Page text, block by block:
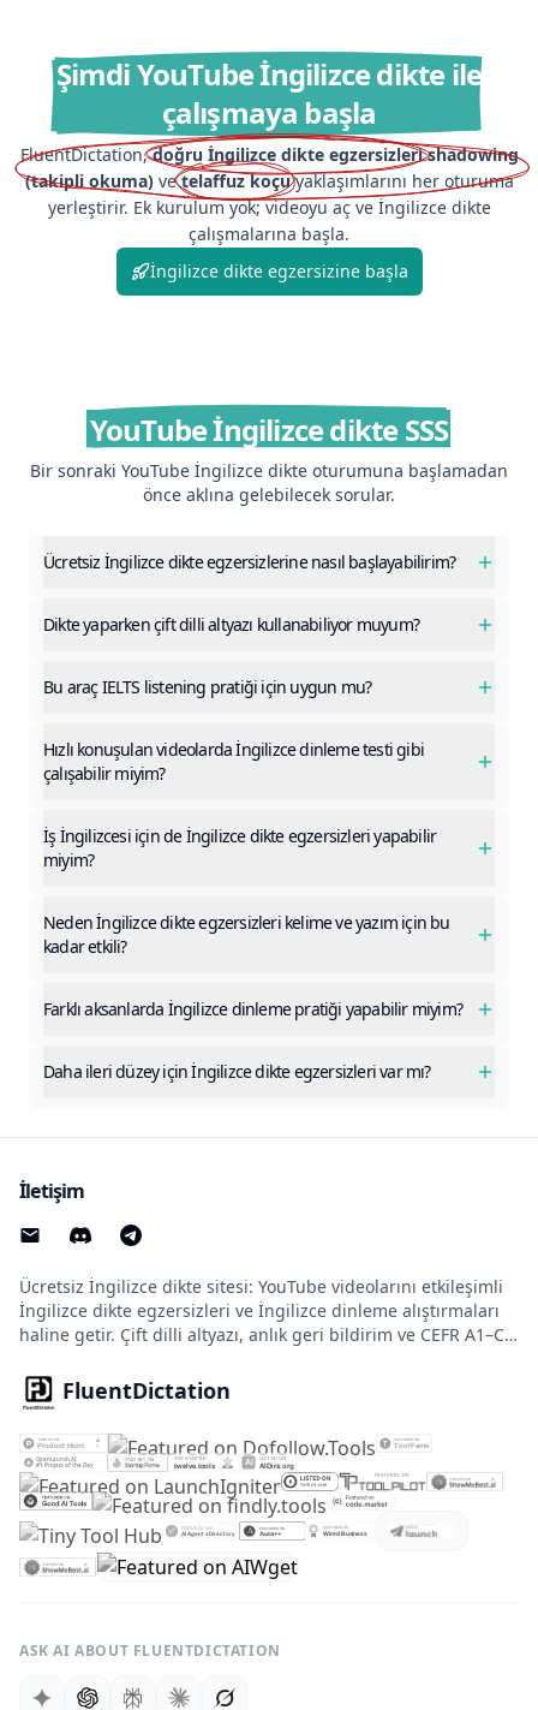
Şimdi YouTube İngilizce dikte ile
çalışmaya başla
FluentDictation, doğru İngilizce dikte egzersizleri shadowing
(takipli okuma) ve telaffuz koçu yaklaşımlarını her oturuma
yerleştirir. Ek kurulum yok; videoyu aç ve İngilizce dikte
çalışmalarına başla.
İngilizce dikte egzersizine başla
YouTube İngilizce dikte SSS
Bir sonraki YouTube İngilizce dikte oturumuna başlamadan
önce aklına gelebilecek sorular.
Ücretsiz İngilizce dikte egzersizlerine nasıl başlayabilirim?
Dikte yaparken çift dilli altyazı kullanabiliyor muyum?
Bu araç IELTS listening pratiği için uygun mu?
Hızlı konuşulan videolarda İngilizce dinleme testi gibi
çalışabilir miyim?
İş İngilizcesi için de İngilizce dikte egzersizleri yapabilir
miyim?
Neden İngilizce dikte egzersizleri kelime ve yazım için bu
kadar etkili?
Farklı aksanlarda İngilizce dinleme pratiği yapabilir miyim?
Daha ileri düzey için İngilizce dikte egzersizleri var mı?
İletişim
Ücretsiz İngilizce dikte sitesi: YouTube videolarını etkileşimli
İngilizce dikte egzersizleri ve İngilizce dinleme alıştırmaları
haline getir. Çift dilli altyazı, anlık geri bildirim ve CEFR A1–C2
FluentDictation
ASK AI ABOUT FLUENTDICTATION